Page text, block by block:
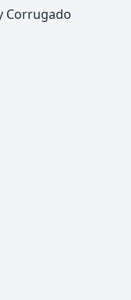
Corrugado